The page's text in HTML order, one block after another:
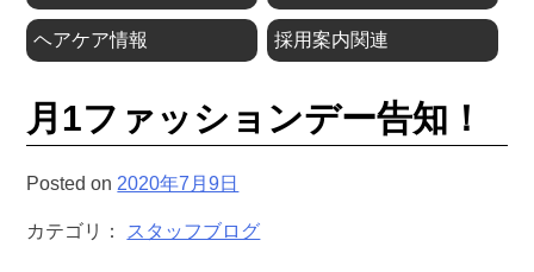
ヘアケア情報 採用案内関連
月1ファッションデー告知！
Posted on 2020年7月9日
カテゴリ： スタッフブログ